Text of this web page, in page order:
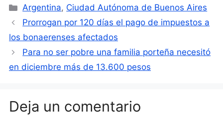
Categorías
Argentina, Ciudad Autónoma de Buenos Aires
Prorrogan por 120 días el pago de impuestos a
los bonaerenses afectados
Para no ser pobre una familia porteña necesitó
en diciembre más de 13.600 pesos
Deja un comentario